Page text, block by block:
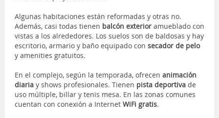
Algunas habitaciones están reformadas y otras no.
Además, casi todas tienen balcón exterior amueblado con
vistas a los alrededores. Los suelos son de baldosas y hay
escritorio, armario y baño equipado con secador de pelo
y amenities gratuitos.
En el complejo, según la temporada, ofrecen animación
diaria y shows profesionales. Tienen pista deportiva de
uso múltiple, billar y tenis mesa. En las zonas comunes
cuentan con conexión a Internet WiFi gratis.